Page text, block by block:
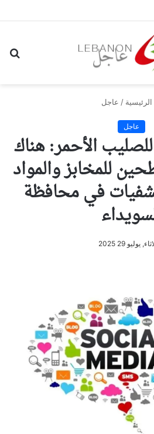
الرئيسية / عاجل
عاجل
للصليب الأحمر: هناك
للمخابز والمواد
في محافظة
يوليو 29 2025